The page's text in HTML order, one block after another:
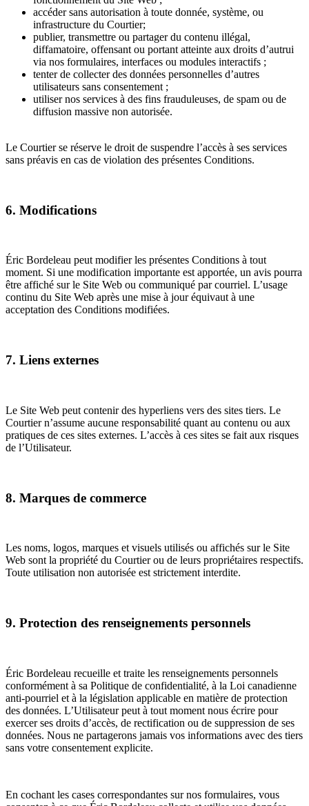
accéder sans autorisation à toute donnée, système, ou
infrastructure du Courtier;
publier, transmettre ou partager du contenu illégal,
diffamatoire, offensant ou portant atteinte aux droits d’autrui
via nos formulaires, interfaces ou modules interactifs ;
tenter de collecter des données personnelles d’autres
utilisateurs sans consentement ;
utiliser nos services à des fins frauduleuses, de spam ou de
diffusion massive non autorisée.
Le Courtier se réserve le droit de suspendre l’accès à ses services
sans préavis en cas de violation des présentes Conditions.
6. Modifications
Éric Bordeleau peut modifier les présentes Conditions à tout
moment. Si une modification importante est apportée, un avis pourra
être affiché sur le Site Web ou communiqué par courriel. L’usage
continu du Site Web après une mise à jour équivaut à une
acceptation des Conditions modifiées.
7. Liens externes
Le Site Web peut contenir des hyperliens vers des sites tiers. Le
Courtier n’assume aucune responsabilité quant au contenu ou aux
pratiques de ces sites externes. L’accès à ces sites se fait aux risques
de l’Utilisateur.
8. Marques de commerce
Les noms, logos, marques et visuels utilisés ou affichés sur le Site
Web sont la propriété du Courtier ou de leurs propriétaires respectifs.
Toute utilisation non autorisée est strictement interdite.
9. Protection des renseignements personnels
Éric Bordeleau recueille et traite les renseignements personnels
conformément à sa Politique de confidentialité, à la Loi canadienne
anti-pourriel et à la législation applicable en matière de protection
des données. L’Utilisateur peut à tout moment nous écrire pour
exercer ses droits d’accès, de rectification ou de suppression de ses
données. Nous ne partagerons jamais vos informations avec des tiers
sans votre consentement explicite.
En cochant les cases correspondantes sur nos formulaires, vous